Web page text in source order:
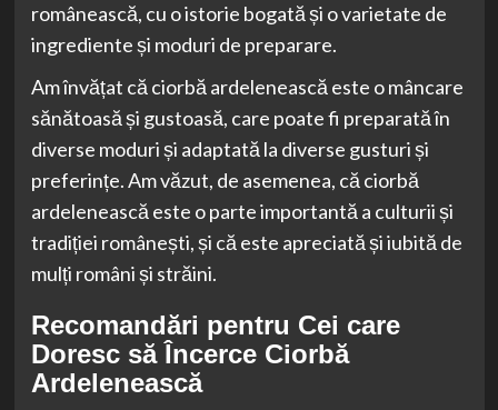
românească, cu o istorie bogată și o varietate de
ingrediente și moduri de preparare.
Am învățat că ciorbă ardelenească este o mâncare
sănătoasă și gustoasă, care poate fi preparată în
diverse moduri și adaptată la diverse gusturi și
preferințe. Am văzut, de asemenea, că ciorbă
ardelenească este o parte importantă a culturii și
tradiției românești, și că este apreciată și iubită de
mulți români și străini.
Recomandări pentru Cei care
Doresc să Încerce Ciorbă
Ardelenească